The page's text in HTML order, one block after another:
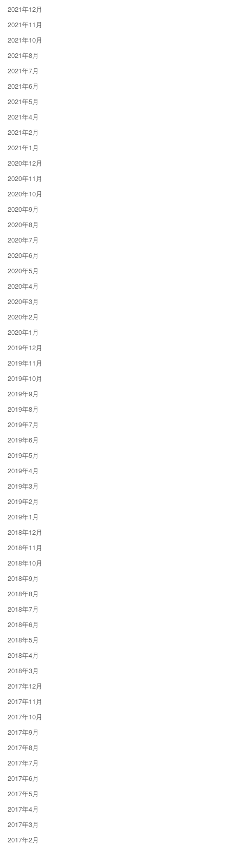
2021年12月
2021年11月
2021年10月
2021年8月
2021年7月
2021年6月
2021年5月
2021年4月
2021年2月
2021年1月
2020年12月
2020年11月
2020年10月
2020年9月
2020年8月
2020年7月
2020年6月
2020年5月
2020年4月
2020年3月
2020年2月
2020年1月
2019年12月
2019年11月
2019年10月
2019年9月
2019年8月
2019年7月
2019年6月
2019年5月
2019年4月
2019年3月
2019年2月
2019年1月
2018年12月
2018年11月
2018年10月
2018年9月
2018年8月
2018年7月
2018年6月
2018年5月
2018年4月
2018年3月
2017年12月
2017年11月
2017年10月
2017年9月
2017年8月
2017年7月
2017年6月
2017年5月
2017年4月
2017年3月
2017年2月